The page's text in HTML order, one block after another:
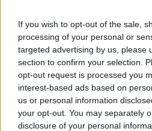
If you wish to opt-out of the sale,
processing of your personal or
targeted advertising by us, please
section to confirm your selection.
opt-out request is processed you
interest-based ads based on
us or personal information
your opt-out. You may separately
disclosure of your personal
La entidad de Puerto del
nueva etapa tras la salida de
quien estuvo al frente del
su regreso a la Primera
después de varias
competición.